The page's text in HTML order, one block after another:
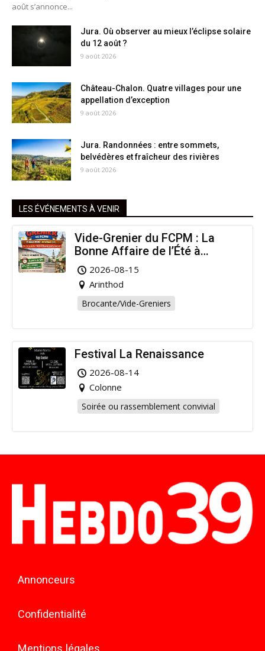
août s’annonce...
Jura. Où observer au mieux l’éclipse solaire
du 12 août ?
9 août 2026
Château-Chalon. Quatre villages pour une
appellation d’exception
9 août 2026
Jura. Randonnées : entre sommets,
belvédères et fraîcheur des rivières
9 août 2026
LES ÉVÉNEMENTS À VENIR
Vide-Grenier du FCPM : La
Bonne Affaire de l’Été à
Arinthod !
2026-08-15
Arinthod
Brocante/Vide-Greniers
Festival La Renaissance
2026-08-14
Colonne
Soirée ou rassemblement convivial